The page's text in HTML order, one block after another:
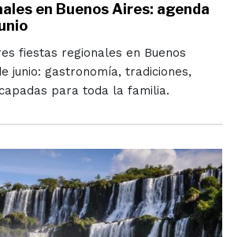
en Buenos Aires: agenda
fiestas regionales en Buenos
junio: gastronomía, tradiciones,
para toda la familia.